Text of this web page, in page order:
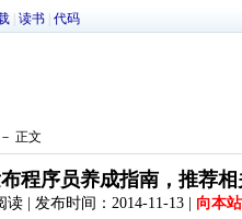
读书 代码
－ 正文
程序员养成指南，推荐
读 | 发布时间：2014-11-13 | 向本